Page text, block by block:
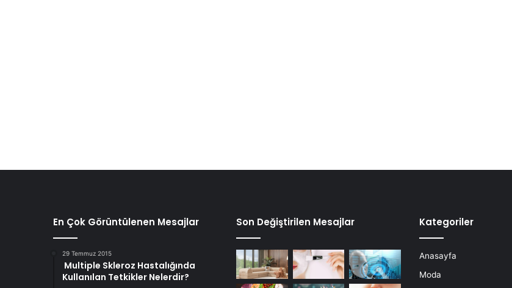
En Çok Görüntülenen Mesajlar
29 Temmuz 2015
Multiple Skleroz Hastalığında
Kullanılan Tetkikler Nelerdir?
Son Değiştirilen Mesajlar Kategoriler
Anasayfa
Moda